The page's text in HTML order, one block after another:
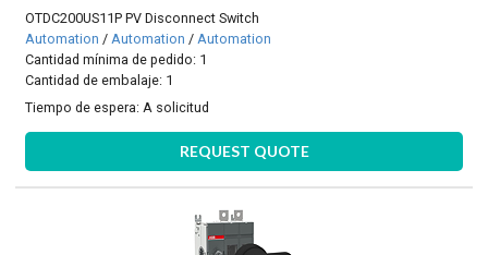
OTDC200US11P PV Disconnect Switch
Automation / Automation / Automation
Cantidad mínima de pedido: 1
Cantidad de embalaje: 1
Tiempo de espera:A solicitud
REQUEST QUOTE